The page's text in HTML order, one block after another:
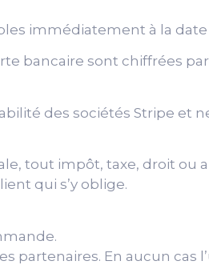
immédiatement à la
bancaire sont chiffrées
des sociétés Stripe et
tout impôt, taxe, droit ou
qui s’y oblige.
partenaires. En aucun cas